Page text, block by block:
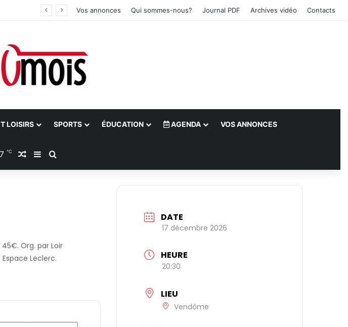
Vos annonces Qui sommes-nous? Journal PDF Archives vidéo Contacts
LOISIRS SPORTS ÉDUCATION AGENDA VOS ANNONCES
℃ Article Aléatoire
Sidebar (barre latérale)
Rechercher
45€. Org. par Loir
Leclerc.
DATE
17 décembre 2026
HEURE
20:30
LIEU
Vendôme